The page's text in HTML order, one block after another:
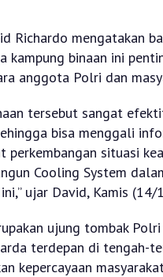
Richardo mengatakan
kampung binaan ini
anggota Polri dan
tersebut sangat
bisa menggali
perkembangan situasi
Cooling System
ujar David, Kamis
ujung tombak
terdepan di tengah-
kepercayaan